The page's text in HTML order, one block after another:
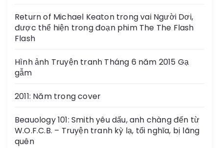
Return of Michael Keaton trong vai Người Dơi,
được thể hiện trong đoạn phim The The Flash
Flash
Hình ảnh Truyện tranh Tháng 6 năm 2015 Gạ
gẫm
2011: Năm trong cover
Beauology 101: Smith yêu dấu, anh chàng đến từ
W.O.F.C.B. – Truyện tranh kỳ lạ, tối nghĩa, bị lãng
quên